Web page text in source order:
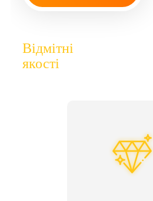
Відмітні
якості